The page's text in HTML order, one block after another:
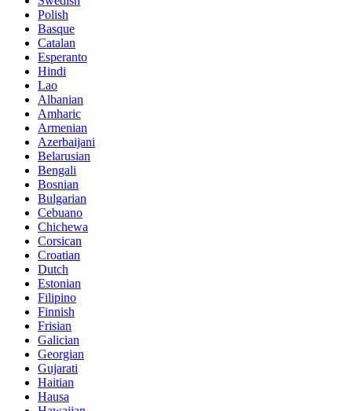
Polish
Basque
Catalan
Esperanto
Hindi
Lao
Albanian
Amharic
Armenian
Azerbaijani
Belarusian
Bengali
Bosnian
Bulgarian
Cebuano
Chichewa
Corsican
Croatian
Dutch
Estonian
Filipino
Finnish
Frisian
Galician
Georgian
Gujarati
Haitian
Hausa